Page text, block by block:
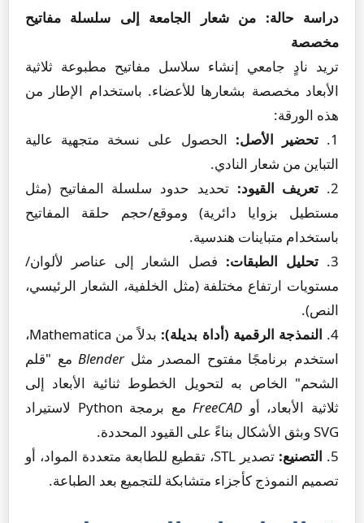
دراسة حالة: من شعار الجامعة إلى سلسلة مفاتيح
مخصصة
تريد نادٍ جامعي إنشاء سلاسل مفاتيح مطبوعة ثلاثية
الأبعاد مخصصة بشعارها للأعضاء. باستخدام الإطار من
هذه الورقة:
1.
تحضير الأصل: الحصول على نسخة متجهية عالية
التباين من شعار النادي.
2.
تعريف القيود: تحديد حدود سلسلة المفاتيح (مثل
مستطيل بزوايا دائرية) وموقع/حجم حلقة المفاتيح
باستخدام متباينات هندسية.
3.
تحليل الطبقات: فصل الشعار إلى عناصر لألوان/
مستويات ارتفاع مختلفة (مثل الخلفية، الشعار الرئيسي،
النص).
4. النمذجة الرقمية (أداة بديلة):
بدلاً من Mathematica،
استخدم برنامجًا مفتوح المصدر مثل Blenderمع "قلم
الشحم" الخاص به لتحويل الخطوط ثنائية الأبعاد إلى
ثلاثية الأبعاد، أو FreeCAD
مع برمجة Python لاستيراد
SVG وبثق الأشكال بناءً على القيود المحددة.
5. التصنيع:
تصدير STL، تقطيع للطابعة متعددة المواد، أو
تصميم النموذج كأجزاء متشابكة للتجميع بعد الطباعة.